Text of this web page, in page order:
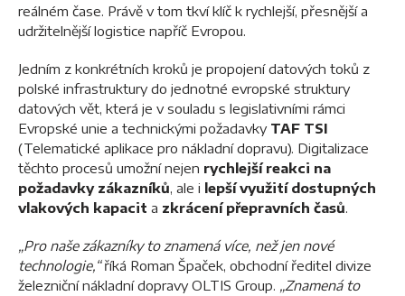
reálném čase. Právě v tom tkví klíč k rychlejší, přesnější a
udržitelnější logistice napříč Evropou.
Jedním z konkrétních kroků je propojení datových toků z
polské infrastruktury do jednotné evropské struktury
datových vět, která je v souladu s legislativními rámci
Evropské unie a technickými požadavky TAF TSI
(Telematické aplikace pro nákladní dopravu). Digitalizace
těchto procesů umožní nejen rychlejší reakci na
požadavky zákazníků, ale i lepší využití dostupných
vlakových kapacit a zkrácení přepravních časů.
„Pro naše zákazníky to znamená více, než jen nové
technologie,“říká Roman Špaček, obchodní ředitel divize
železniční nákladní dopravy OLTIS Group. „Znamená to